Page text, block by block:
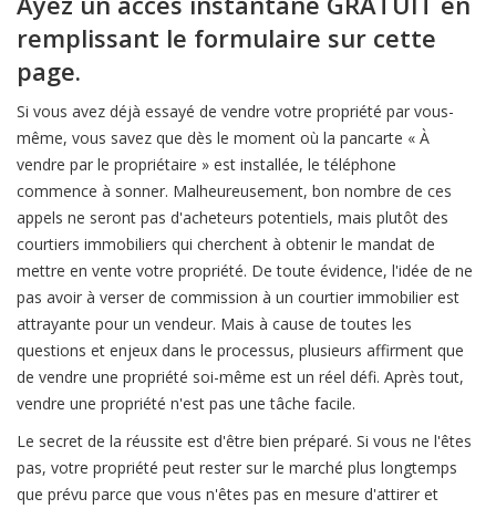
remplissant le formulaire sur cette
page.
Si vous avez déjà essayé de vendre votre propriété par vous-
même, vous savez que dès le moment où la pancarte « À
vendre par le propriétaire » est installée, le téléphone
commence à sonner. Malheureusement, bon nombre de ces
appels ne seront pas d'acheteurs potentiels, mais plutôt des
courtiers immobiliers qui cherchent à obtenir le mandat de
mettre en vente votre propriété. De toute évidence, l'idée de ne
pas avoir à verser de commission à un courtier immobilier est
attrayante pour un vendeur. Mais à cause de toutes les
questions et enjeux dans le processus, plusieurs affirment que
de vendre une propriété soi-même est un réel défi. Après tout,
vendre une propriété n'est pas une tâche facile.
Le secret de la réussite est d'être bien préparé. Si vous ne l'êtes
pas, votre propriété peut rester sur le marché plus longtemps
que prévu parce que vous n'êtes pas en mesure d'attirer et